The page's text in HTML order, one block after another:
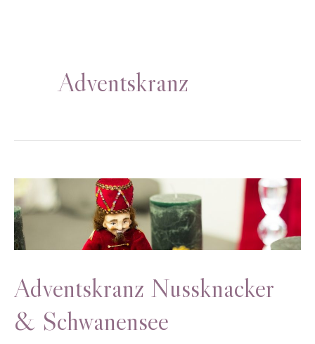
Adventskranz
Adventskranz Nussknacker
& Schwanensee